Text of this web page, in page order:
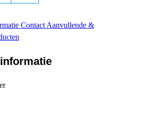
Contact Aanvullende &